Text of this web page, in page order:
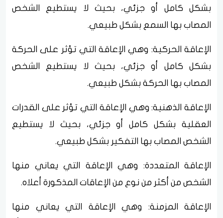
بشكل كامل أو جزئي، بحيث لا يستطيع الشخص
المصاب بها السمع بشكل طبيعي.
الإعاقة الحركية: وهي الإعاقة التي تؤثر على الحركة
بشكل كامل أو جزئي، بحيث لا يستطيع الشخص
المصاب بها الحركة بشكل طبيعي.
الإعاقة الذهنية: وهي الإعاقة التي تؤثر على القدرات
العقلية بشكل كامل أو جزئي، بحيث لا يستطيع
الشخص المصاب بها التفكير بشكل طبيعي.
الإعاقة المتعددة: وهي الإعاقة التي يعاني منها
الشخص من أكثر من نوع من الإعاقات المذكورة أعلاه.
الإعاقة المزمنة: وهي الإعاقة التي يعاني منها